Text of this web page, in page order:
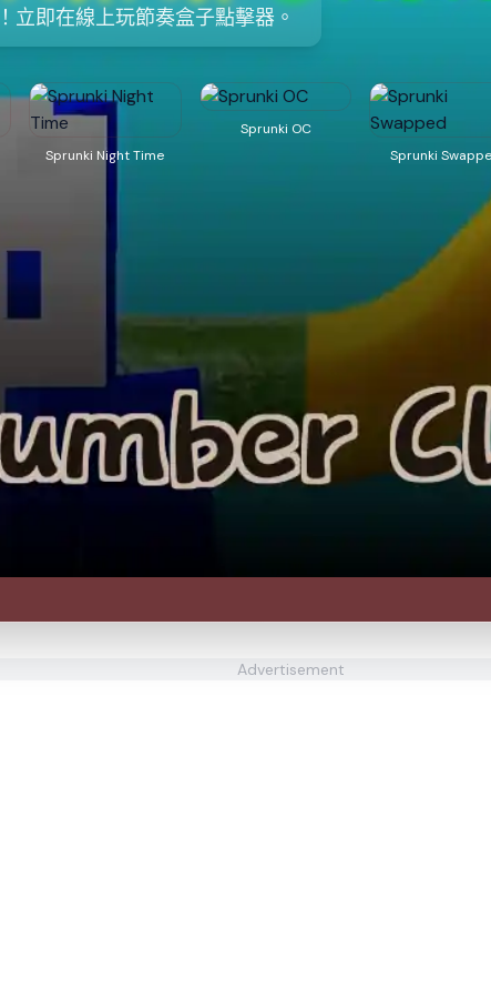
立即在線上玩節奏盒子點擊器。
Sprunki Night Time
Sprunki OC
Sprunki
Advertisement